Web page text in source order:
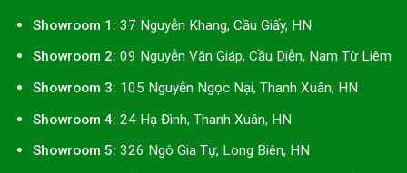
Showroom 1: 37 Nguyễn Khang, Cầu Giấy, HN
Showroom 2: 09 Nguyễn Văn Giáp, Cầu Diễn, Nam Từ Liêm
Showroom 3: 105 Nguyễn Ngọc Nại, Thanh Xuân, HN
Showroom 4: 24 Hạ Đình, Thanh Xuân, HN
Showroom 5: 326 Ngô Gia Tự, Long Biên, HN